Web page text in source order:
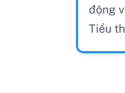
động
Tiểu